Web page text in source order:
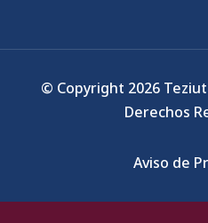
© Copyright 2026
Derechos
Aviso de